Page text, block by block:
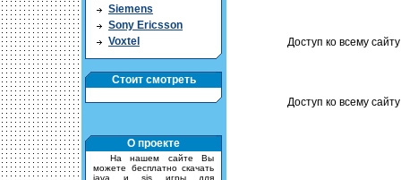
Siemens
Sony Ericsson
Voxtel
Стоит смотреть
О проекте
На нашем сайте Вы
можете бесплатно скачать
java и sis игры для
Доступ ко всему
Доступ ко всему